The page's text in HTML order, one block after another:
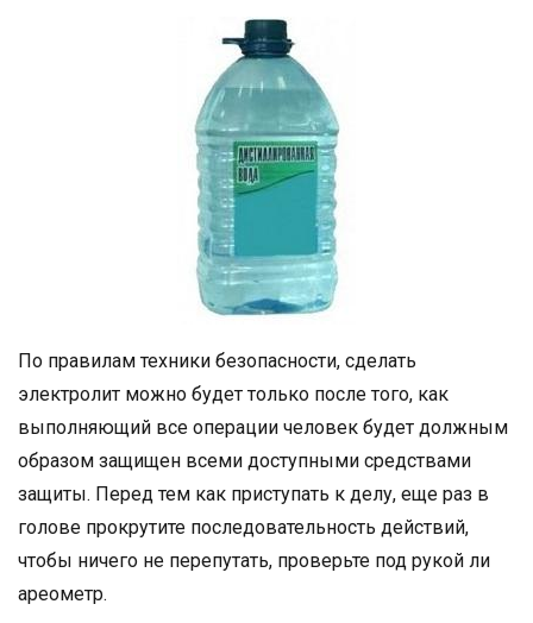
По правилам техники безопасности, сделать
электролит можно будет только после того, как
выполняющий все операции человек будет должным
образом защищен всеми доступными средствами
защиты. Перед тем как приступать к делу, еще раз в
голове прокрутите последовательность действий,
чтобы ничего не перепутать, проверьте под рукой ли
ареометр.